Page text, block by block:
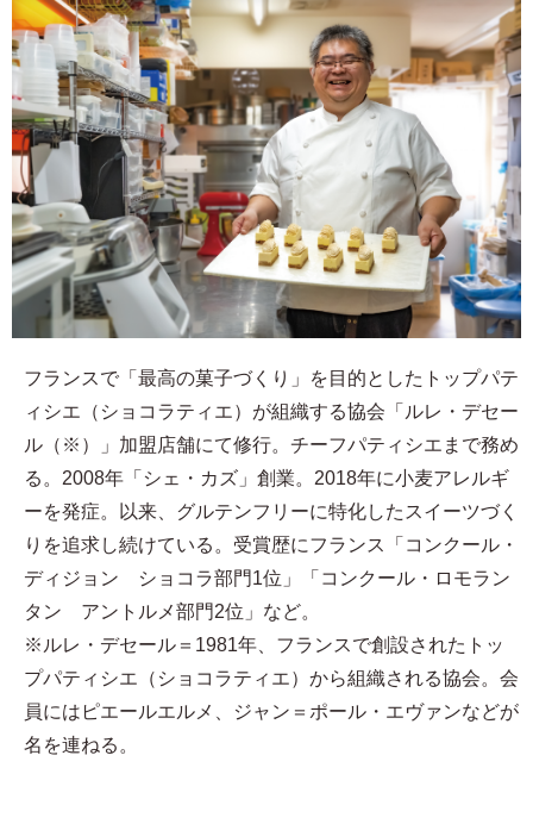
フランスで「最高の菓子づくり」を目的としたトップパテ
ィシエ（ショコラティエ）が組織する協会「ルレ・デセー
ル（※）」加盟店舗にて修行。チーフパティシエまで務め
る。2008年「シェ・カズ」創業。2018年に小麦アレルギ
ーを発症。以来、グルテンフリーに特化したスイーツづく
りを追求し続けている。受賞歴にフランス「コンクール・
ディジョン ショコラ部門1位」「コンクール・ロモラン
タン アントルメ部門2位」など。
※ルレ・デセール＝1981年、フランスで創設されたトッ
プパティシエ（ショコラティエ）から組織される協会。会
員にはピエールエルメ、ジャン＝ポール・エヴァンなどが
名を連ねる。